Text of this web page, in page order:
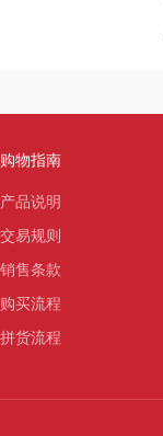
购物指南
产品说明
交易规则
销售条款
购买流程
拼货流程